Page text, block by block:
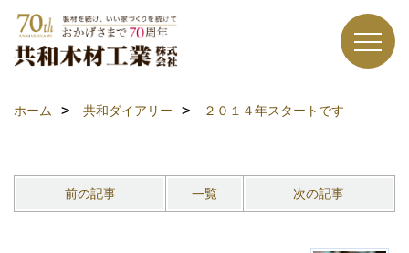
ホーム 共和ダイアリー ２０１４年スタートです
前の記事 一覧 次の記事